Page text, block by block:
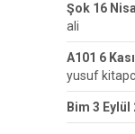
Şok 16
ali
A101 6
yusuf
Bim 3